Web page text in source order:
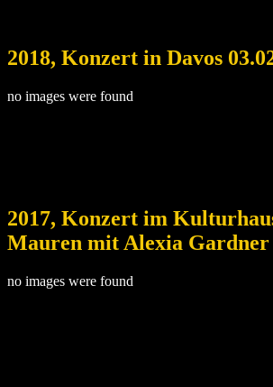
2018, Konzert in Davos
no images were found
2017, Konzert im
Mauren mit Alexia Gardner
no images were found